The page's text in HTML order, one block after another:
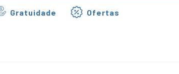
Gratuidade Ofertas